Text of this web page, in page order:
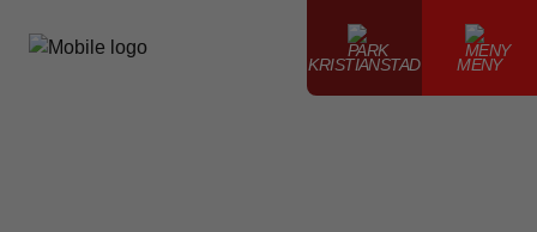
KRISTIANSTAD MENY